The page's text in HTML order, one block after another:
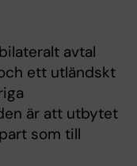
avtal
ett utländskt
är att utbytet
som till